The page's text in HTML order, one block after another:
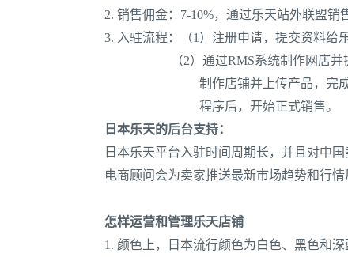
2. 销售佣金：7-10%，通过乐天站外联盟销
3. 入驻流程：（1）注册申请，提交资料给
（2）通过RMS系统制作网店
制作店铺并上传产品，完
程序后，开始正式销售。
日本乐天的后台支持：
日本乐天平台入驻时间周期长，并且对中
电商顾问会为卖家推送最新市场趋势和行情
怎样运营和管理乐天店铺
1. 颜色上，日本流行颜色为白色、黑色和深